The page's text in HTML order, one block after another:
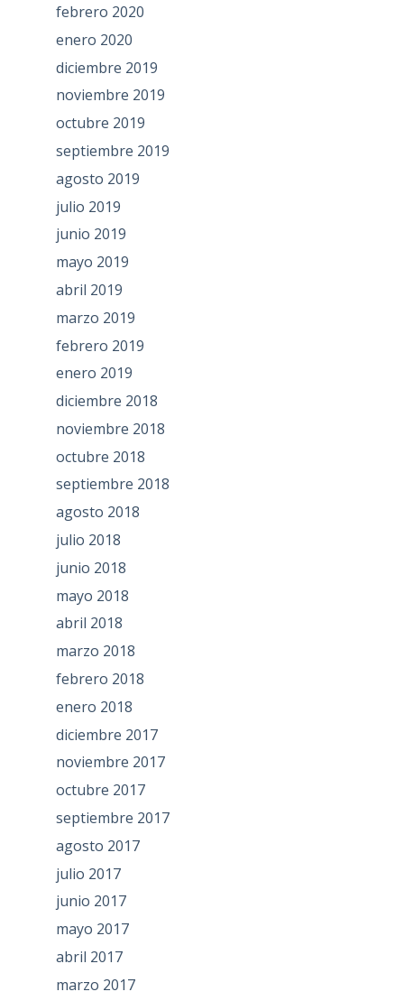
febrero 2020
enero 2020
diciembre 2019
noviembre 2019
octubre 2019
septiembre 2019
agosto 2019
julio 2019
junio 2019
mayo 2019
abril 2019
marzo 2019
febrero 2019
enero 2019
diciembre 2018
noviembre 2018
octubre 2018
septiembre 2018
agosto 2018
julio 2018
junio 2018
mayo 2018
abril 2018
marzo 2018
febrero 2018
enero 2018
diciembre 2017
noviembre 2017
octubre 2017
septiembre 2017
agosto 2017
julio 2017
junio 2017
mayo 2017
abril 2017
marzo 2017